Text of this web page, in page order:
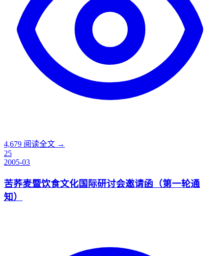
4,679 阅读全文 →
25
2005-03
苦荞麦暨饮食文化国际研讨会邀请函（第一轮通
知）